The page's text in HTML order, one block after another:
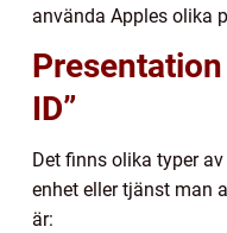
använda Apples olika
ID”
Det finns olika typer
enhet eller tjänst man
är: